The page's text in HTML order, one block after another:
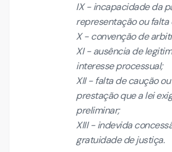
IX - incapacidade da
representação ou falta
X - convenção de
XI - ausência de
interesse processual;
XII - falta de caução
prestação que a lei
preliminar;
XIII - indevida
gratuidade de justiça.